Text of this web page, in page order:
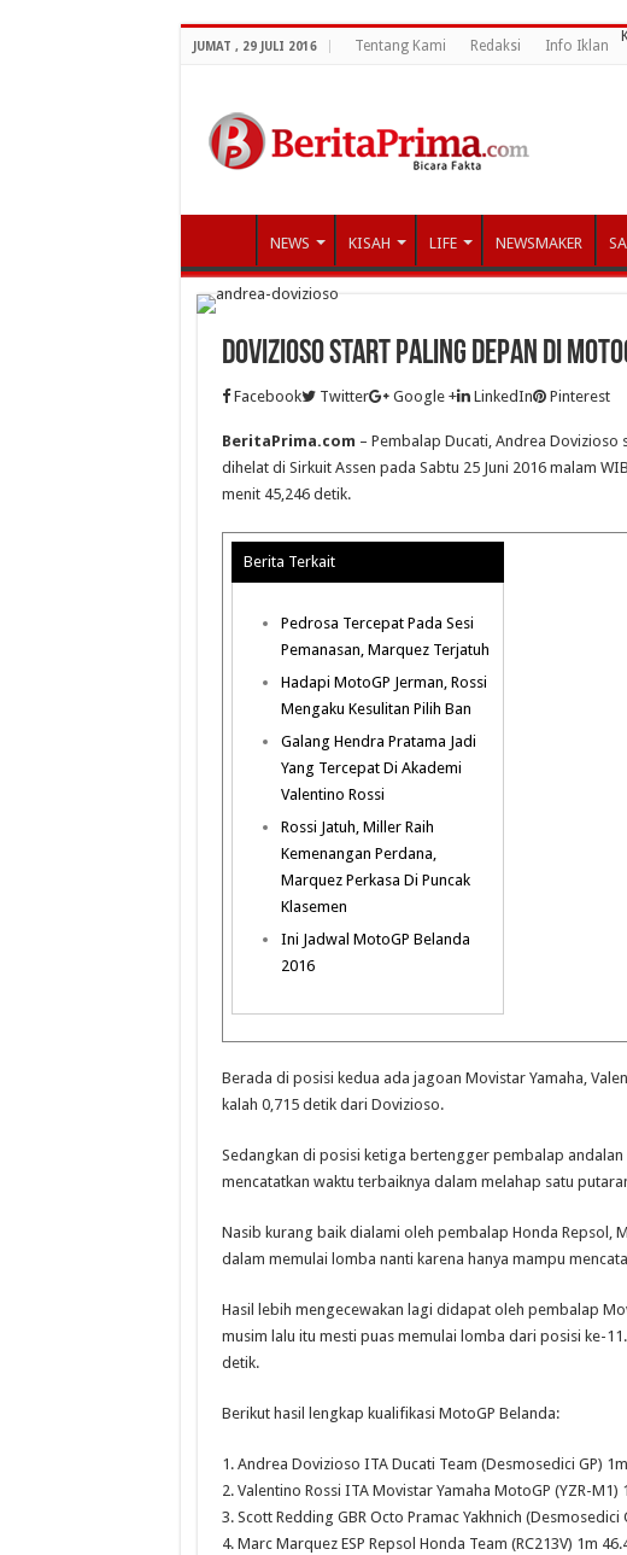
JUMAT , 29 JULI 2016 Tentang Kami Redaksi Info Iklan
NEWS KISAH LIFE NEWSMAKER
Dovizioso Start Paling Depan Di
Facebook Twitter Google + LinkedIn Pinterest
BeritaPrima.com – Pembalap Ducati, Andrea Dovizioso
dihelat di Sirkuit Assen pada Sabtu 25 Juni 2016 malam
menit 45,246 detik.
Berita Terkait
Pedrosa Tercepat Pada Sesi
Pemanasan, Marquez Terjatuh
Hadapi MotoGP Jerman, Rossi
Mengaku Kesulitan Pilih Ban
Galang Hendra Pratama Jadi
Yang Tercepat Di Akademi
Valentino Rossi
Rossi Jatuh, Miller Raih
Kemenangan Perdana,
Marquez Perkasa Di Puncak
Klasemen
Ini Jadwal MotoGP Belanda
2016
Berada di posisi kedua ada jagoan Movistar Yamaha,
kalah 0,715 detik dari Dovizioso.
Sedangkan di posisi ketiga bertengger pembalap
mencatatkan waktu terbaiknya dalam melahap satu
Nasib kurang baik dialami oleh pembalap Honda Repsol,
dalam memulai lomba nanti karena hanya mampu
Hasil lebih mengecewakan lagi didapat oleh pembalap
musim lalu itu mesti puas memulai lomba dari posisi ke-
detik.
Berikut hasil lengkap kualifikasi MotoGP Belanda:
1. Andrea Dovizioso ITA Ducati Team (Desmosedici GP)
2. Valentino Rossi ITA Movistar Yamaha MotoGP (YZR-
3. Scott Redding GBR Octo Pramac Yakhnich
4. Marc Marquez ESP Repsol Honda Team (RC213V) 1m